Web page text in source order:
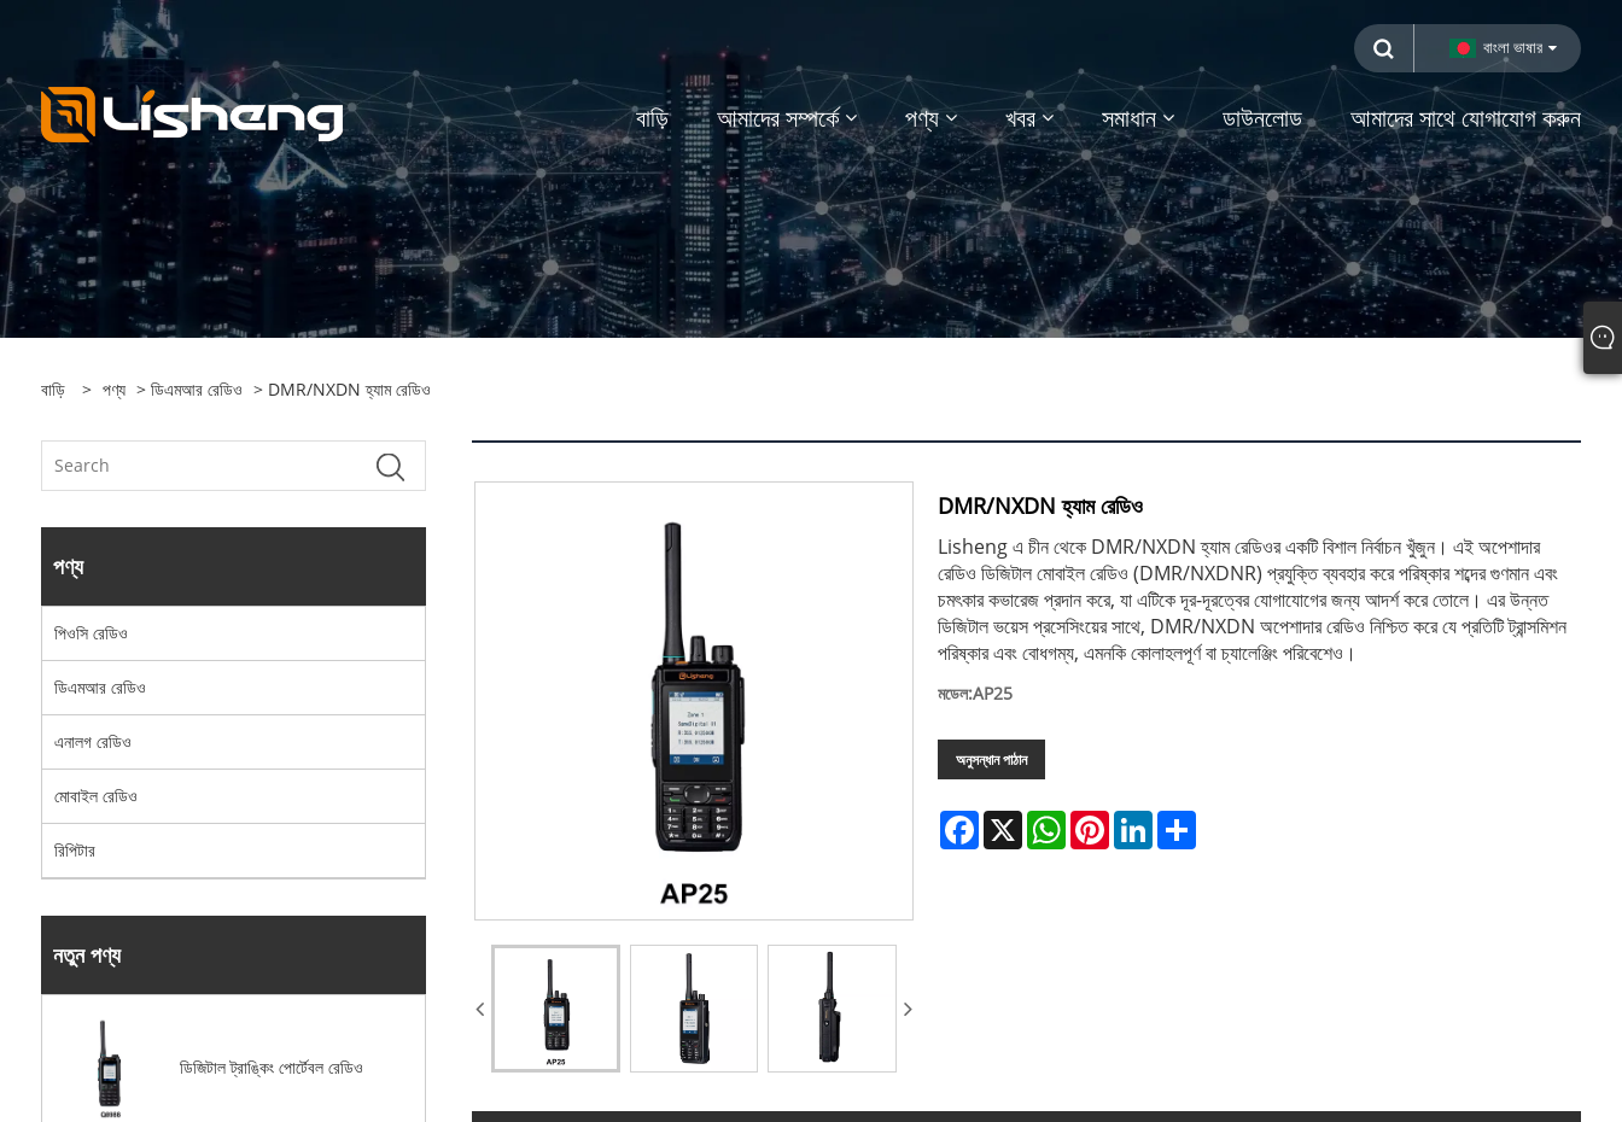
বাংলা ভাষার
বাড়ি আমাদের সম্পর্কে পণ্য খবর সমাধান ডাউনলোড আমাদের সাথে যোগাযোগ করুন
বাড়ি > পণ্য > ডিএমআর রেডিও > DMR/NXDN হ্যাম রেডিও
পণ্য
পিওসি রেডিও
ডিএমআর রেডিও
এনালগ রেডিও
মোবাইল রেডিও
রিপিটার
নতুন পণ্য
ডিজিটাল ট্রাঙ্কিং পোর্টেবল রেডিও
DMR/NXDN হ্যাম রেডিও
Lisheng এ চীন থেকে DMR/NXDN হ্যাম রেডিওর একটি বিশাল নির্বাচন খুঁজুন। এই অপেশাদার
রেডিও ডিজিটাল মোবাইল রেডিও (DMR/NXDNR) প্রযুক্তি ব্যবহার করে পরিষ্কার শব্দের গুণমান এবং
চমৎকার কভারেজ প্রদান করে, যা এটিকে দূর-দূরত্বের যোগাযোগের জন্য আদর্শ করে তোলে। এর উন্নত
ডিজিটাল ভয়েস প্রসেসিংয়ের সাথে, DMR/NXDN অপেশাদার রেডিও নিশ্চিত করে যে প্রতিটি ট্রান্সমিশন
পরিষ্কার এবং বোধগম্য, এমনকি কোলাহলপূর্ণ বা চ্যালেঞ্জিং পরিবেশেও।
মডেল:AP25
অনুসন্ধান পাঠান
Facebook
X WhatsApp
PinterestLinkedIn